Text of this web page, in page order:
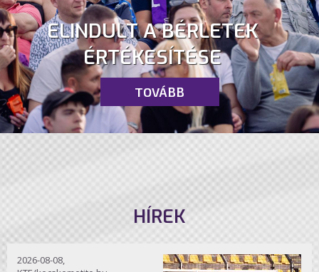
ELINDULT A BÉRLETEK
ÉRTÉKESÍTÉSE
TOVÁBB
HÍREK
2026-08-08,